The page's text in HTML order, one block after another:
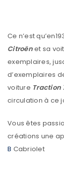
Ce n’est
Citroënet sa
exemplaires,
d’exemplaires
voiture Traction
circulation à ce
Vous êtes
créations une
B Cabriolet